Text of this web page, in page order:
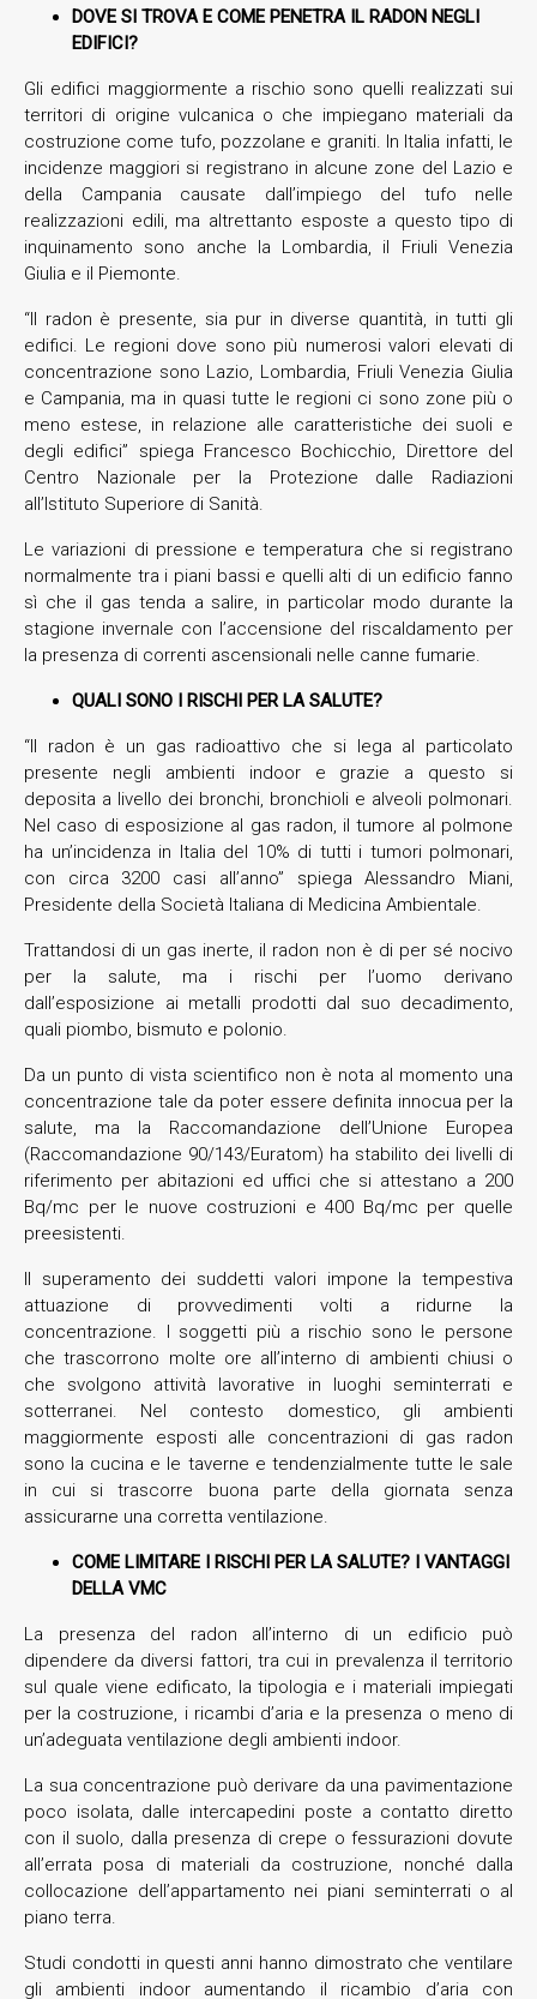
DOVE SI TROVA E COME PENETRA IL RADON NEGLI
EDIFICI?
Gli edifici maggiormente a rischio sono quelli realizzati sui
territori di origine vulcanica o che impiegano materiali da
costruzione come tufo, pozzolane e graniti. In Italia infatti, le
incidenze maggiori si registrano in alcune zone del Lazio e
della Campania causate dall’impiego del tufo nelle
realizzazioni edili, ma altrettanto esposte a questo tipo di
inquinamento sono anche la Lombardia, il Friuli Venezia
Giulia e il Piemonte.
“Il radon è presente, sia pur in diverse quantità, in tutti gli
edifici. Le regioni dove sono più numerosi valori elevati di
concentrazione sono Lazio, Lombardia, Friuli Venezia Giulia
e Campania, ma in quasi tutte le regioni ci sono zone più o
meno estese, in relazione alle caratteristiche dei suoli e
degli edifici” spiega Francesco Bochicchio, Direttore del
Centro Nazionale per la Protezione dalle Radiazioni
all’Istituto Superiore di Sanità.
Le variazioni di pressione e temperatura che si registrano
normalmente tra i piani bassi e quelli alti di un edificio fanno
sì che il gas tenda a salire, in particolar modo durante la
stagione invernale con l’accensione del riscaldamento per
la presenza di correnti ascensionali nelle canne fumarie.
QUALI SONO I RISCHI PER LA SALUTE?
“Il radon è un gas radioattivo che si lega al particolato
presente negli ambienti indoor e grazie a questo si
deposita a livello dei bronchi, bronchioli e alveoli polmonari.
Nel caso di esposizione al gas radon, il tumore al polmone
ha un’incidenza in Italia del 10% di tutti i tumori polmonari,
con circa 3200 casi all’anno” spiega Alessandro Miani,
Presidente della Società Italiana di Medicina Ambientale.
Trattandosi di un gas inerte, il radon non è di per sé nocivo
per la salute, ma i rischi per l’uomo derivano
dall’esposizione ai metalli prodotti dal suo decadimento,
quali piombo, bismuto e polonio.
Da un punto di vista scientifico non è nota al momento una
concentrazione tale da poter essere definita innocua per la
salute, ma la Raccomandazione dell’Unione Europea
(Raccomandazione 90/143/Euratom) ha stabilito dei livelli di
riferimento per abitazioni ed uffici che si attestano a 200
Bq/mc per le nuove costruzioni e 400 Bq/mc per quelle
preesistenti.
Il superamento dei suddetti valori impone la tempestiva
attuazione di provvedimenti volti a ridurne la
concentrazione. I soggetti più a rischio sono le persone
che trascorrono molte ore all’interno di ambienti chiusi o
che svolgono attività lavorative in luoghi seminterrati e
sotterranei. Nel contesto domestico, gli ambienti
maggiormente esposti alle concentrazioni di gas radon
sono la cucina e le taverne e tendenzialmente tutte le sale
in cui si trascorre buona parte della giornata senza
assicurarne una corretta ventilazione.
COME LIMITARE I RISCHI PER LA SALUTE? I VANTAGGI
DELLA VMC
La presenza del radon all’interno di un edificio può
dipendere da diversi fattori, tra cui in prevalenza il territorio
sul quale viene edificato, la tipologia e i materiali impiegati
per la costruzione, i ricambi d’aria e la presenza o meno di
un’adeguata ventilazione degli ambienti indoor.
La sua concentrazione può derivare da una pavimentazione
poco isolata, dalle intercapedini poste a contatto diretto
con il suolo, dalla presenza di crepe o fessurazioni dovute
all’errata posa di materiali da costruzione, nonché dalla
collocazione dell’appartamento nei piani seminterrati o al
piano terra.
Studi condotti in questi anni hanno dimostrato che ventilare
gli ambienti indoor aumentando il ricambio d’aria con